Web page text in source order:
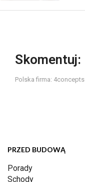
Skomentuj:
Polska firma: 4concepts
PRZED BUDOWĄ
Porady
Schody